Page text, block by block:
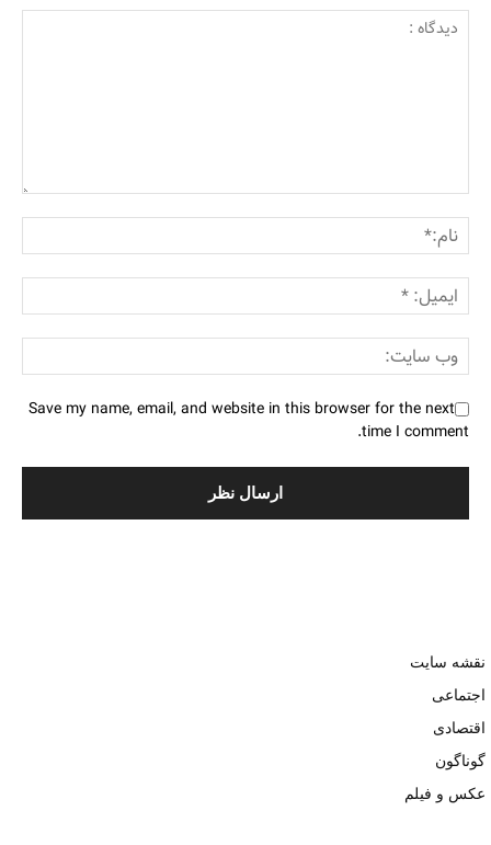
Save my name, email, and website in this browser for the next
time I comment.
نقشه سایت
اجتماعی
اقتصادی
گوناگون
عکس و فیلم